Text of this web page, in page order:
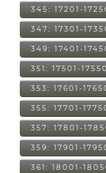
345: 17201-
347: 17301-
349: 17401-
351: 17501-17550
353: 17601-
355: 17701-
357: 17801-
359: 17901-
361: 18001-